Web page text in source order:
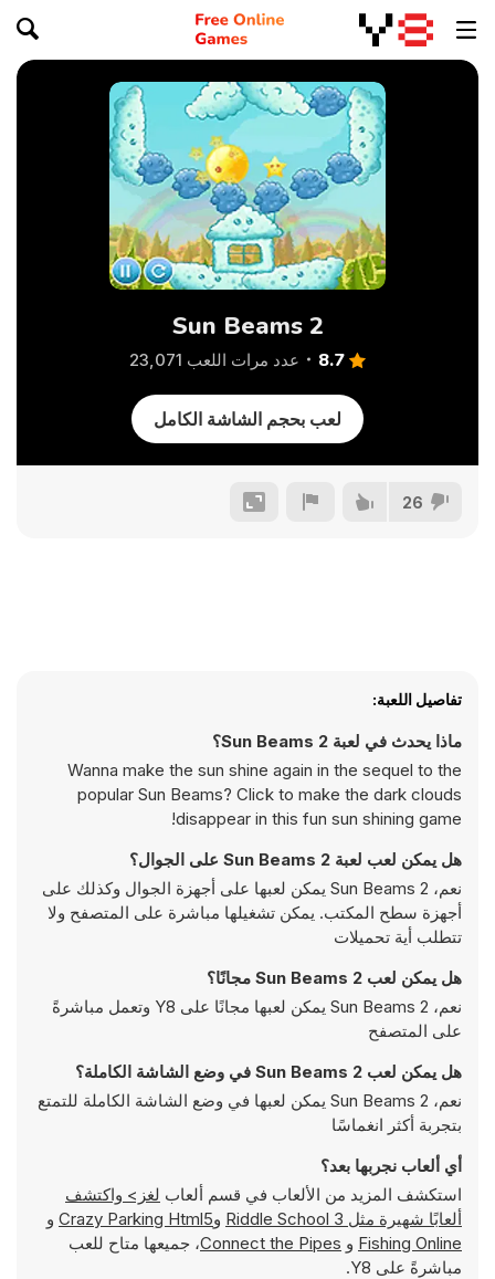
Sun Beams 2
8.7 عدد مرات اللعب 23,071
لعب بحجم الشاشة الكامل
26
تفاصيل اللعبة:
ماذا يحدث في لعبة Sun Beams 2؟
Wanna make the sun shine again in the sequel to the
popular Sun Beams? Click to make the dark clouds
disappear in this fun sun shining game!
هل يمكن لعب لعبة Sun Beams 2 على الجوال؟
نعم، Sun Beams 2 يمكن لعبها على أجهزة الجوال وكذلك على
أجهزة سطح المكتب. يمكن تشغيلها مباشرة على المتصفح ولا
تتطلب أية تحميلات
هل يمكن لعب Sun Beams 2 مجانًا؟
نعم، Sun Beams 2 يمكن لعبها مجانًا على Y8 وتعمل مباشرةً
على المتصفح
هل يمكن لعب Sun Beams 2 في وضع الشاشة الكاملة؟
نعم، Sun Beams 2 يمكن لعبها في وضع الشاشة الكاملة للتمتع
بتجربة أكثر انغماسًا
أي ألعاب نجربها بعد؟
استكشف المزيد من الألعاب في قسم ألعاب
لغز> واكتشف
ألعابًا شهيرة مثل Riddle School 3 وCrazy Parking Html5 و
Fishing Online و Connect the Pipes، جميعها متاح للعب
مباشرةً على Y8.